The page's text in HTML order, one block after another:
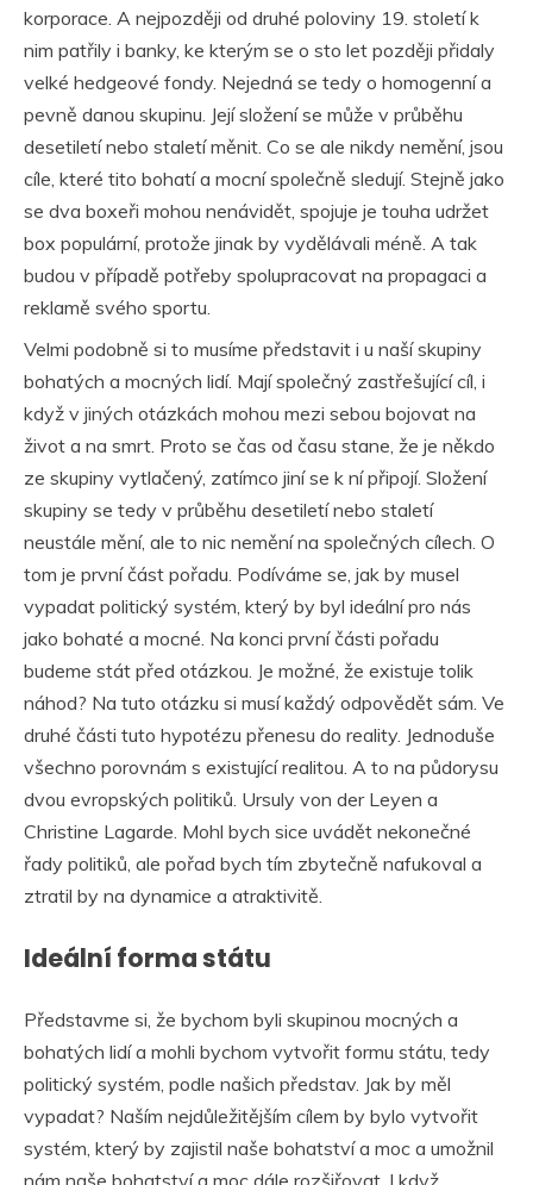
korporace. A nejpozději od druhé poloviny 19. století k
nim patřily i banky, ke kterým se o sto let později přidaly
velké hedgeové fondy. Nejedná se tedy o homogenní a
pevně danou skupinu. Její složení se může v průběhu
desetiletí nebo staletí měnit. Co se ale nikdy nemění, jsou
cíle, které tito bohatí a mocní společně sledují. Stejně jako
se dva boxeři mohou nenávidět, spojuje je touha udržet
box populární, protože jinak by vydělávali méně. A tak
budou v případě potřeby spolupracovat na propagaci a
reklamě svého sportu.
Velmi podobně si to musíme představit i u naší skupiny
bohatých a mocných lidí. Mají společný zastřešující cíl, i
když v jiných otázkách mohou mezi sebou bojovat na
život a na smrt. Proto se čas od času stane, že je někdo
ze skupiny vytlačený, zatímco jiní se k ní připojí. Složení
skupiny se tedy v průběhu desetiletí nebo staletí
neustále mění, ale to nic nemění na společných cílech. O
tom je první část pořadu. Podíváme se, jak by musel
vypadat politický systém, který by byl ideální pro nás
jako bohaté a mocné. Na konci první části pořadu
budeme stát před otázkou. Je možné, že existuje tolik
náhod? Na tuto otázku si musí každý odpovědět sám. Ve
druhé části tuto hypotézu přenesu do reality. Jednoduše
všechno porovnám s existující realitou. A to na půdorysu
dvou evropských politiků. Ursuly von der Leyen a
Christine Lagarde. Mohl bych sice uvádět nekonečné
řady politiků, ale pořad bych tím zbytečně nafukoval a
ztratil by na dynamice a atraktivitě.
Ideální forma státu
Představme si, že bychom byli skupinou mocných a
bohatých lidí a mohli bychom vytvořit formu státu, tedy
politický systém, podle našich představ. Jak by měl
vypadat? Naším nejdůležitějším cílem by bylo vytvořit
systém, který by zajistil naše bohatství a moc a umožnil
nám naše bohatství a moc dále rozšiřovat. I když